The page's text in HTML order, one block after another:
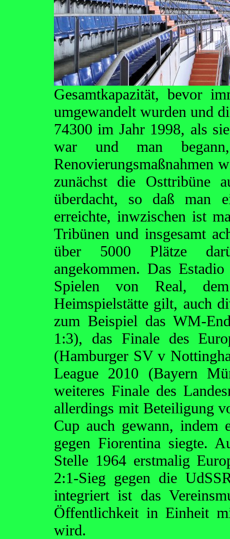
Gesamtkapazität, bevor
umgewandelt wurden und
74300 im Jahr 1998, als
war und man
Renovierungsmaßnahmen
zunächst die Osttribüne
überdacht, so daß man
erreichte, inwzischen ist
Tribünen und insgesamt
über 5000 Plätze
angekommen. Das
Spielen von Real,
Heimspielstätte gilt, auch
zum Beispiel das WM-
1:3), das Finale des
(Hamburger SV v
League 2010 (Bayern
weiteres Finale des
allerdings mit Beteiligung
Cup auch gewann, indem
gegen Fiorentina siegte.
Stelle 1964 erstmalig
2:1-Sieg gegen die
integriert ist das
Öffentlichkeit in Einheit
wird.